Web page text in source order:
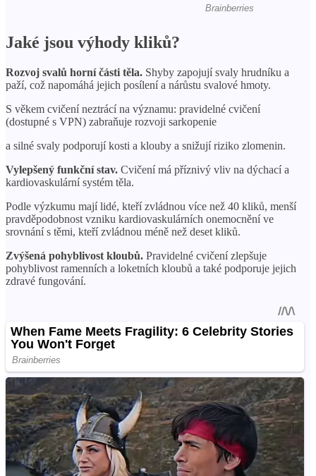
Jaké jsou výhody kliků?
Rozvoj svalů horní části těla. Shyby zapojují svaly hrudníku a
paží, což napomáhá jejich posílení a nárůstu svalové hmoty.
S věkem cvičení neztrácí na významu: pravidelné cvičení
(dostupné s VPN) zabraňuje rozvoji sarkopenie
a silné svaly podporují kosti a klouby a snižují riziko zlomenin.
Vylepšený funkční stav. Cvičení má příznivý vliv na dýchací a
kardiovaskulární systém těla.
Podle výzkumu mají lidé, kteří zvládnou více než 40 kliků, menší
pravděpodobnost vzniku kardiovaskulárních onemocnění ve
srovnání s těmi, kteří zvládnou méně než deset kliků.
Zvýšená pohyblivost kloubů. Pravidelné cvičení zlepšuje
pohyblivost ramenních a loketních kloubů a také podporuje jejich
zdravé fungování.